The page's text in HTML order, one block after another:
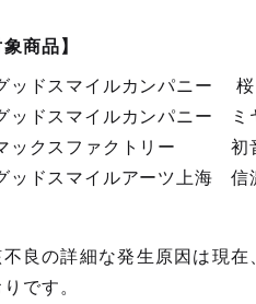
象商品】
ッドスマイルカンパニー 桜
ッドスマイルカンパニー ミ
ックスファクトリー 初音
ッドスマイルアーツ上海 信
不良の詳細な発生原因は現
です。